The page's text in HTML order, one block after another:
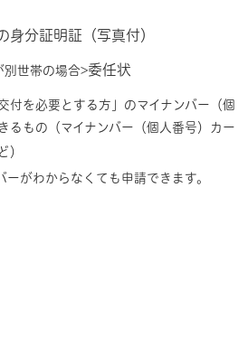
身分証明証（写真付）
別世帯の場合>委任状
付を必要とする方」のマイナンバー（個人
るもの（マイナンバー（個人番号）カード
）
ーがわからなくても申請できます。